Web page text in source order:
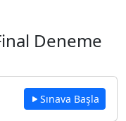
Deneme
Sınava Başla